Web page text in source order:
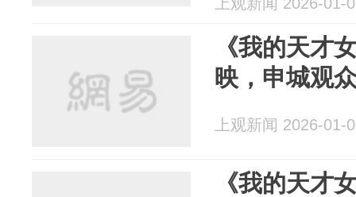
《我的天才
映，申城观
上观新闻 2026-01-
《我的天才